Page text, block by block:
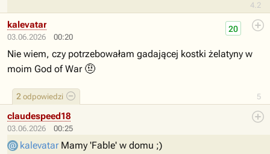
4.2
03.06.2026 00:20
5
20
2 odpowiedzi
kalevatar
Nie wiem, czy potrzebowałam gadającej kostki żelatyny w
moim God of War 🤨
03.06.2026 00:25
claudespeed18
kalevatarMamy 'Fable' w domu ;)